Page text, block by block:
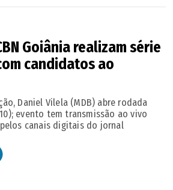
Goiânia realizam série
candidatos ao
Daniel Vilela (MDB) abre rodada
evento tem transmissão ao vivo
canais digitais do jornal